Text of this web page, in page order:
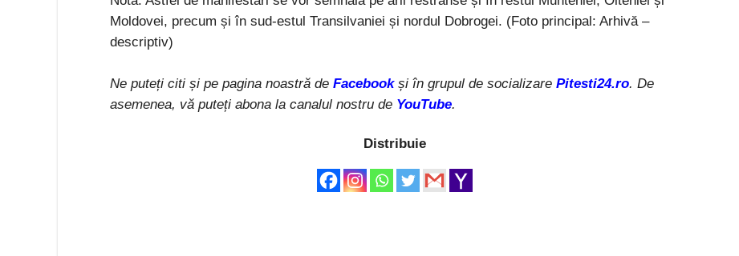
Moldovei, precum și în sud-estul Transilvaniei și nordul Dobrogei. (Foto principal: Arhivă –
descriptiv)
Ne puteți citi și pe pagina noastră de Facebook și în grupul de socializare Pitesti24.ro. De
asemenea, vă puteți abona la canalul nostru de YouTube.
Distribuie